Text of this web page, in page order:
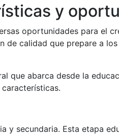
y
oportunidades para el
de calidad que prepare a
que abarca desde la
y secundaria. Esta etapa